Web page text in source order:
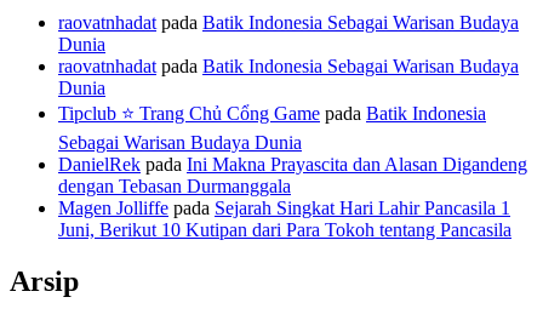
raovatnhadat pada Batik Indonesia Sebagai Warisan Budaya
Dunia
raovatnhadat pada Batik Indonesia Sebagai Warisan Budaya
Dunia
Tipclub ⭐ Trang Chủ Cổng Game pada Batik Indonesia
Sebagai Warisan Budaya Dunia
DanielRek pada Ini Makna Prayascita dan Alasan Digandeng
dengan Tebasan Durmanggala
Magen Jolliffe pada Sejarah Singkat Hari Lahir Pancasila 1
Juni, Berikut 10 Kutipan dari Para Tokoh tentang Pancasila
Arsip